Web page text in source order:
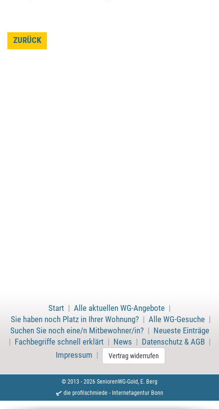
ZURÜCK
Start | Alle aktuellen WG-Angebote |
Sie haben noch Platz in Ihrer Wohnung?| Alle WG-Gesuche|
Suchen Sie noch eine/n Mitbewohner/in?| Neueste Einträge
| Fachbegriffe schnell erklärt| News | Datenschutz & AGB|
Impressum
Vertrag widerrufen
© 2013 - 2026 SeniorenWG-Gold, E. Berg
die profilschmiede - Internetagentur Bonn